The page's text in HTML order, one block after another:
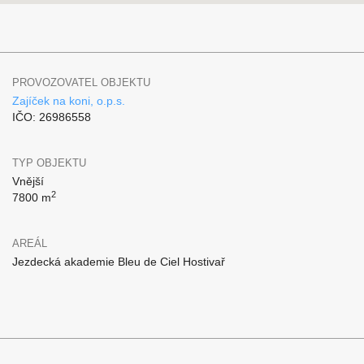
PROVOZOVATEL OBJEKTU
Zajíček na koni, o.p.s.
IČO: 26986558
TYP OBJEKTU
Vnější
7800 m2
AREÁL
Jezdecká akademie Bleu de Ciel Hostivař